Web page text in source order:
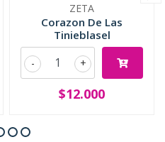
ZETA
Corazon De Las
Tinieblasel
+
-
$12.000